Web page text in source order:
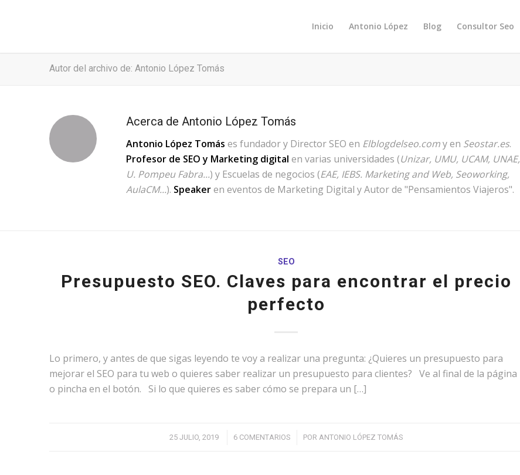
Inicio Antonio López Blog Consultor Seo
Autor del archivo de: Antonio López Tomás
Acerca de Antonio López Tomás
Antonio López Tomás es fundador y Director SEO en Elblogdelseo.comy en Seostar.es.
Profesor de SEO y Marketing digital en varias universidades (Unizar, UMU, UCAM, UNAE,
U. Pompeu Fabra...) y Escuelas de negocios (EAE, IEBS. Marketing and Web, Seoworking,
AulaCM...). Speakeren eventos de Marketing Digital y Autor de "Pensamientos Viajeros".
SEO
Presupuesto SEO. Claves para encontrar el precio
perfecto
Lo primero, y antes de que sigas leyendo te voy a realizar una pregunta: ¿Quieres un presupuesto para
mejorar el SEO para tu web o quieres saber realizar un presupuesto para clientes? Ve al final de la página
o pincha en el botón. Si lo que quieres es saber cómo se prepara un […]
25 JULIO, 2019
/ 6 COMENTARIOS
/ POR ANTONIO LÓPEZ TOMÁS